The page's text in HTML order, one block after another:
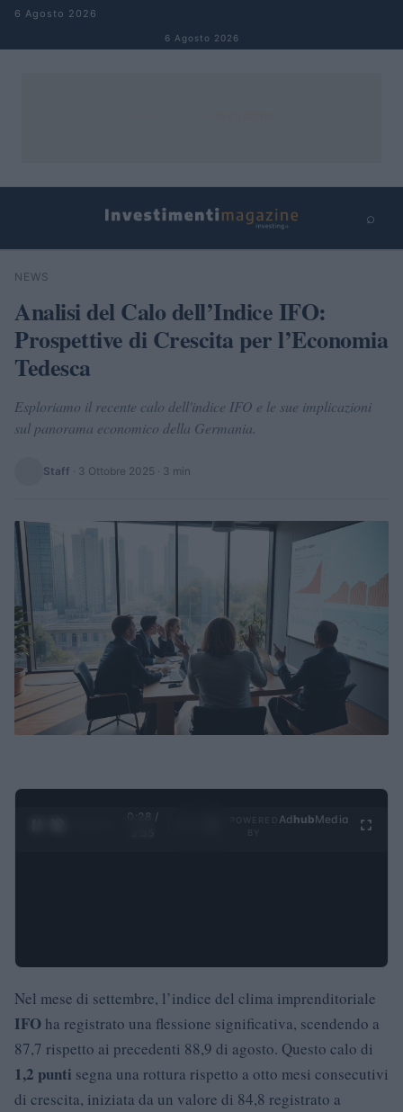
Salta al contenuto
6 Agosto 2026
6 Agosto 2026
⌕
Cerca
NEWS
Analisi del Calo dell’Indice IFO:
Prospettive di Crescita per l’Economia
Tedesca
Esploriamo il recente calo dell'indice IFO e le sue implicazioni
sul panorama economico della Germania.
Staff · 3 Ottobre 2025 · 3 min
0:29 /
Ad hubMedia
Nel mese di settembre, l’indice del clima imprenditoriale
IFO ha registrato una flessione significativa, scendendo a
87,7 rispetto ai precedenti 88,9 di agosto. Questo calo di
1,2 punti segna una rottura rispetto a otto mesi consecutivi
di crescita, iniziata da un valore di 84,8 registrato a